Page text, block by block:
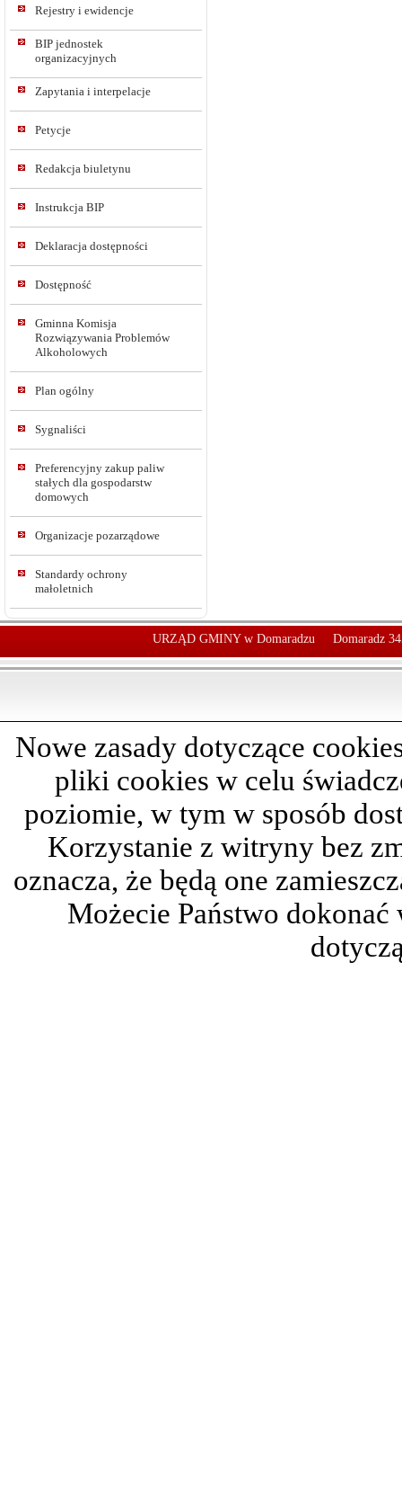
Rejestry i ewidencje
BIP jednostek
organizacyjnych
Zapytania i interpelacje
Petycje
Redakcja biuletynu
Instrukcja BIP
Deklaracja dostępności
Dostępność
Gminna Komisja
Rozwiązywania Problemów
Alkoholowych
Plan ogólny
Sygnaliści
Preferencyjny zakup paliw
stałych dla gospodarstw
domowych
Organizacje pozarządowe
Standardy ochrony
małoletnich
URZĄD GMINY w Domaradzu Domaradz
Nowe zasady dotyczące
pliki cookies w celu
poziomie, w tym w sposób
Korzystanie z witryny bez
oznacza, że będą one
Możecie Państwo